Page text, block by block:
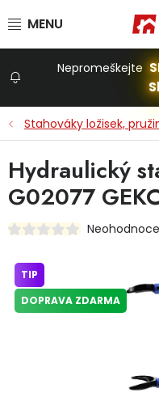
Stavba a dům
Domácnost
Nepromeškejte
Stahováky ložisek,
Hydraulický
G02077
TIP
DOPRAVA ZDARMA